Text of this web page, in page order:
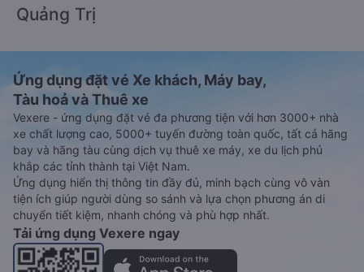
Quảng Trị
Ứng dụng đặt vé Xe khách, Máy bay,
Tàu hoả và Thuê xe
Vexere - ứng dụng đặt vé đa phương tiện với hơn 3000+ nhà
xe chất lượng cao, 5000+ tuyến đường toàn quốc, tất cả hãng
bay và hãng tàu cùng dịch vụ thuê xe máy, xe du lịch phủ
khắp các tỉnh thành tại Việt Nam.
Ứng dụng hiển thị thông tin đầy đủ, minh bạch cùng vô vàn
tiện ích giúp người dùng so sánh và lựa chọn phương án di
chuyển tiết kiệm, nhanh chóng và phù hợp nhất.
Tải ứng dụng Vexere ngay